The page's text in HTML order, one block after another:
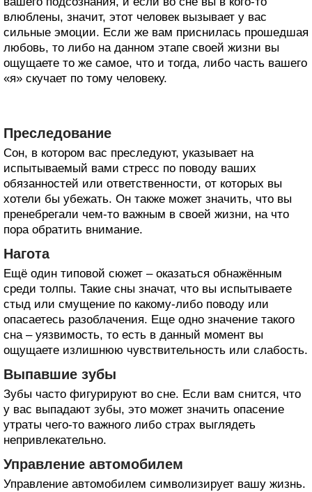
влюблены, значит, этот человек вызывает у вас
сильные эмоции. Если же вам приснилась прошедшая
любовь, то либо на данном этапе своей жизни вы
ощущаете то же самое, что и тогда, либо часть вашего
«я» скучает по тому человеку.
Преследование
Сон, в котором вас преследуют, указывает на
испытываемый вами стресс по поводу ваших
обязанностей или ответственности, от которых вы
хотели бы убежать. Он также может значить, что вы
пренебрегали чем-то важным в своей жизни, на что
пора обратить внимание.
Нагота
Ещё один типовой сюжет – оказаться обнажённым
среди толпы. Такие сны значат, что вы испытываете
стыд или смущение по какому-либо поводу или
опасаетесь разоблачения. Еще одно значение такого
сна – уязвимость, то есть в данный момент вы
ощущаете излишнюю чувствительность или слабость.
Выпавшие зубы
Зубы часто фигурируют во сне. Если вам снится, что
у вас выпадают зубы, это может значить опасение
утраты чего-то важного либо страх выглядеть
непривлекательно.
Управление автомобилем
Управление автомобилем символизирует вашу жизнь.